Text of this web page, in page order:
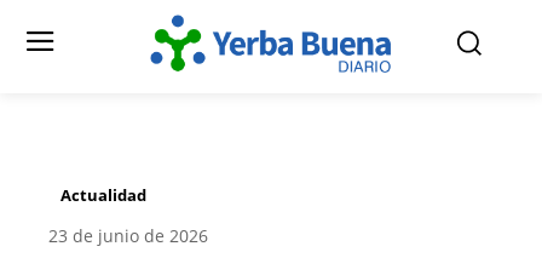
Actualidad
23 de junio de 2026